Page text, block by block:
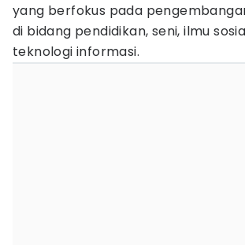
yang berfokus pada
di bidang pendidikan, seni, ilmu
teknologi informasi.